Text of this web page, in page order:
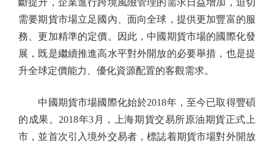
需要期貨市場立足國內、面向全球，提供更加豐富的服
務、更加精準的定價。因此，中國期貨市場的國際化發
展，既是繼續推進高水平對外開放的必要舉措，也是提
升全球定價能力、優化資源配置的客觀需求。
中國期貨市場國際化始於2018年，至今已取得豐碩
的成果。2018年3月，上海期貨交易所原油期貨正式上
市，並首次引入境外交易者，標誌着期貨市場對外開放